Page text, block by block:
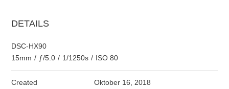
DETAILS
DSC-HX90
15mm / ƒ/5.0 / 1/1250s / ISO 80
Created
Oktober 16, 2018